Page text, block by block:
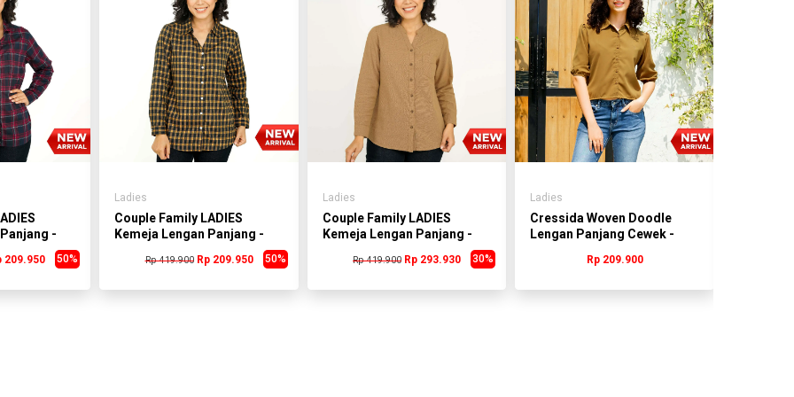
-
50%
209.950
Ladies
Couple Family LADIES
Kemeja Lengan Panjang -
Rp 419.900 50%
Rp 209.950
Ladies
Couple Family LADIES
Kemeja Lengan Panjang -
Rp 419.900 30%
Rp 293.930
Ladies
Cressida Woven Doodle
Lengan Panjang Cewek -
Rp 209.900